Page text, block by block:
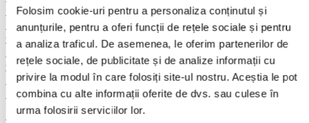
Folosim cookie-uri pentru a personaliza conținutul și
anunțurile, pentru a oferi funcții de rețele sociale și pentru
a analiza traficul. De asemenea, le oferim partenerilor de
rețele sociale, de publicitate și de analize informații cu
privire la modul în care folosiți site-ul nostru. Aceștia le pot
combina cu alte informații oferite de dvs. sau culese în
urma folosirii serviciilor lor.
Pește
Alimente gata preparate
Ouă
Pâine și produse de patiserie
Carne
Leguminoase
Alte alimente fitness
Unturi din nuci